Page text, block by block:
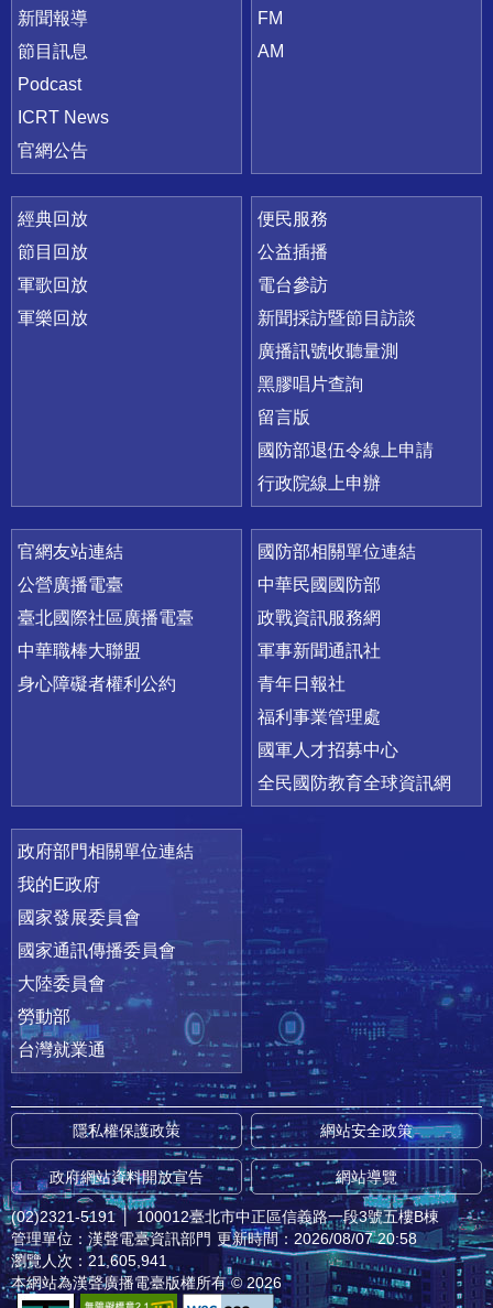
新聞報導
節目訊息
Podcast
ICRT News
官網公告
FM
AM
經典回放
節目回放
軍歌回放
軍樂回放
便民服務
公益插播
電台參訪
新聞採訪暨節目訪談
廣播訊號收聽量測
黑膠唱片查詢
留言版
國防部退伍令線上申請
行政院線上申辦
官網友站連結
公營廣播電臺
臺北國際社區廣播電臺
中華職棒大聯盟
身心障礙者權利公約
國防部相關單位連結
中華民國國防部
政戰資訊服務網
軍事新聞通訊社
青年日報社
福利事業管理處
國軍人才招募中心
全民國防教育全球資訊網
政府部門相關單位連結
我的E政府
國家發展委員會
國家通訊傳播委員會
大陸委員會
勞動部
台灣就業通
隱私權保護政策 網站安全政策
政府網站資料開放宣告 網站導覽
(02)2321-5191 │ 100012臺北市中正區信義路一段3號五樓B棟
管理單位：漢聲電臺資訊部門 更新時間：2026/08/07 20:58
瀏覽人次：21,605,941
本網站為漢聲廣播電臺版權所有 © 2026